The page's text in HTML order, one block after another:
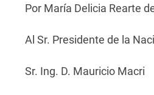
Por María Delicia Rearte
Al Sr. Presidente de la
Sr. Ing. D. Mauricio Macri